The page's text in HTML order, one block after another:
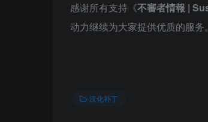
感谢所有支持《不審者情報 |
动力继续为大家提供优质的服务
汉化补丁